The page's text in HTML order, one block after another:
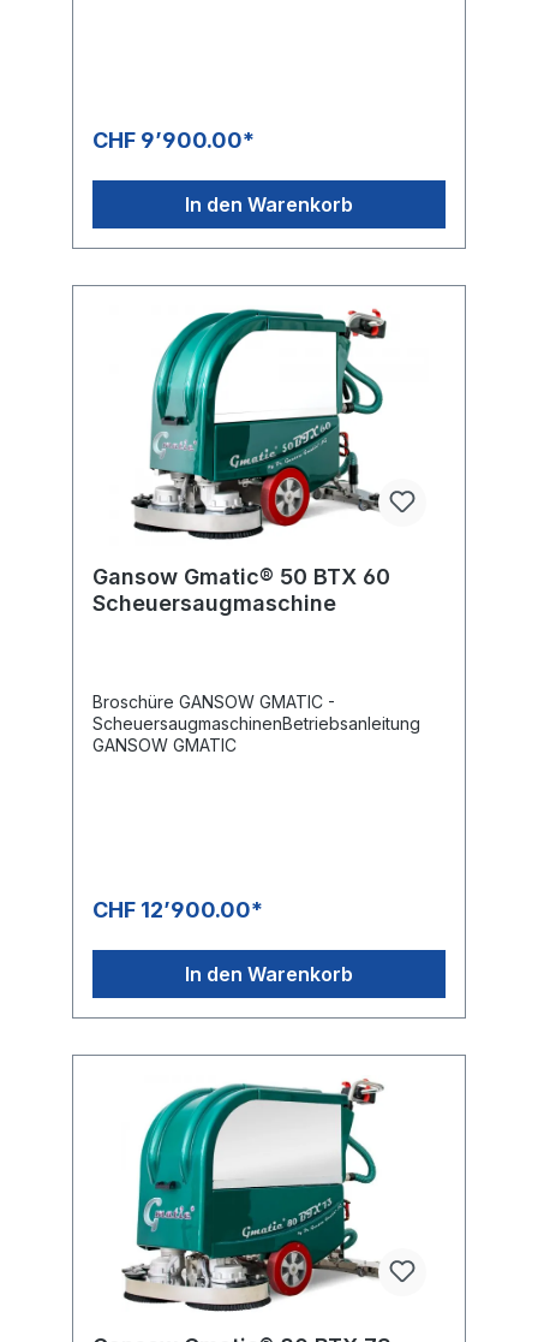
CHF 9’900.00*
In den Warenkorb
Gansow Gmatic® 50 BTX 60
Scheuersaugmaschine
Broschüre GANSOW GMATIC -
ScheuersaugmaschinenBetriebsanleitung
GANSOW GMATIC
CHF 12’900.00*
In den Warenkorb